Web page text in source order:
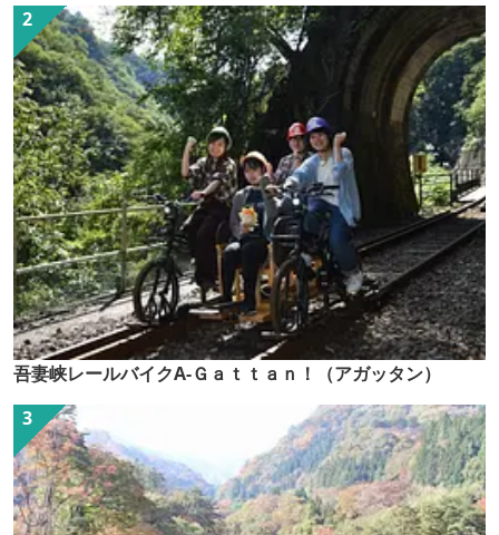
吾妻峡レールバイクA-Ｇａｔｔａｎ！（アガッタン）